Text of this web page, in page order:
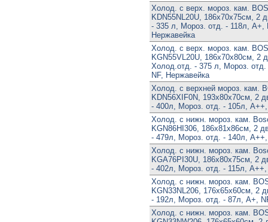
Холод. с верх. мороз. кам.
KDN55NL20U, 186х70х75см, 2
- 335 л, Мороз. отд. - 118л, A+,
Нержавейка
Холод. с верх. мороз. кам.
KGN55VL20U, 186х70х80см, 2
Холод.отд. - 375 л, Мороз.
NF, Нержавейка
Холод. с верхней мороз. кам.
KDN56XIF0N, 193х80х70см, 2
- 400л, Мороз. отд. - 105л,
Холод. с нижн. мороз. кам.
KGN86HI306, 186х81х86см, 2
- 479л, Мороз. отд. - 140л,
Холод. с нижн. мороз. кам.
KGA76PI30U, 186х80х75см, 2
- 402л, Мороз. отд. - 115л,
Холод. с нижн. мороз. кам.
KGN33NL206, 176х65х60см, 2
- 192л, Мороз. отд. - 87л, A+,
Холод. с нижн. мороз. кам.